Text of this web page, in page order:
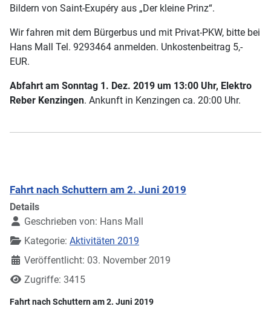
Bildern von Saint-Exupéry aus „Der kleine Prinz“.
Wir fahren mit dem Bürgerbus und mit Privat-PKW, bitte bei
Hans Mall Tel. 9293464 anmelden. Unkostenbeitrag 5,-
EUR.
Abfahrt am Sonntag 1. Dez. 2019 um 13:00 Uhr, Elektro
Reber Kenzingen. Ankunft in Kenzingen ca. 20:00 Uhr.
Fahrt nach Schuttern am 2. Juni 2019
Details
Geschrieben von: Hans Mall
Kategorie: Aktivitäten 2019
Veröffentlicht: 03. November 2019
Zugriffe: 3415
Fahrt nach Schuttern am 2. Juni 2019